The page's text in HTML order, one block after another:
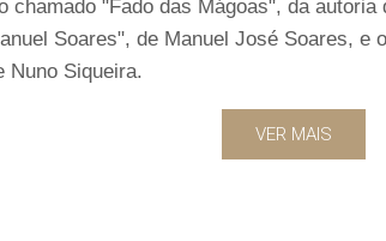
chamado "Fado das Mágoas", da
Soares", de Manuel José Soares, e
Nuno Siqueira.
VER MAIS